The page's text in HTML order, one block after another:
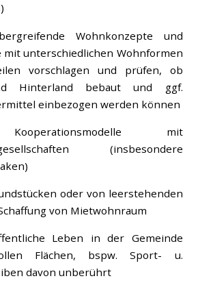
Wohnkonzepte und
mit unterschiedlichen Wohnformen
vorschlagen und prüfen, ob
Hinterland bebaut und ggf.
einbezogen werden können
mit
(insbesondere
oder von leerstehenden
von Mietwohnraum
Leben in der Gemeinde
Flächen, bspw. Sport- u.
davon unberührt